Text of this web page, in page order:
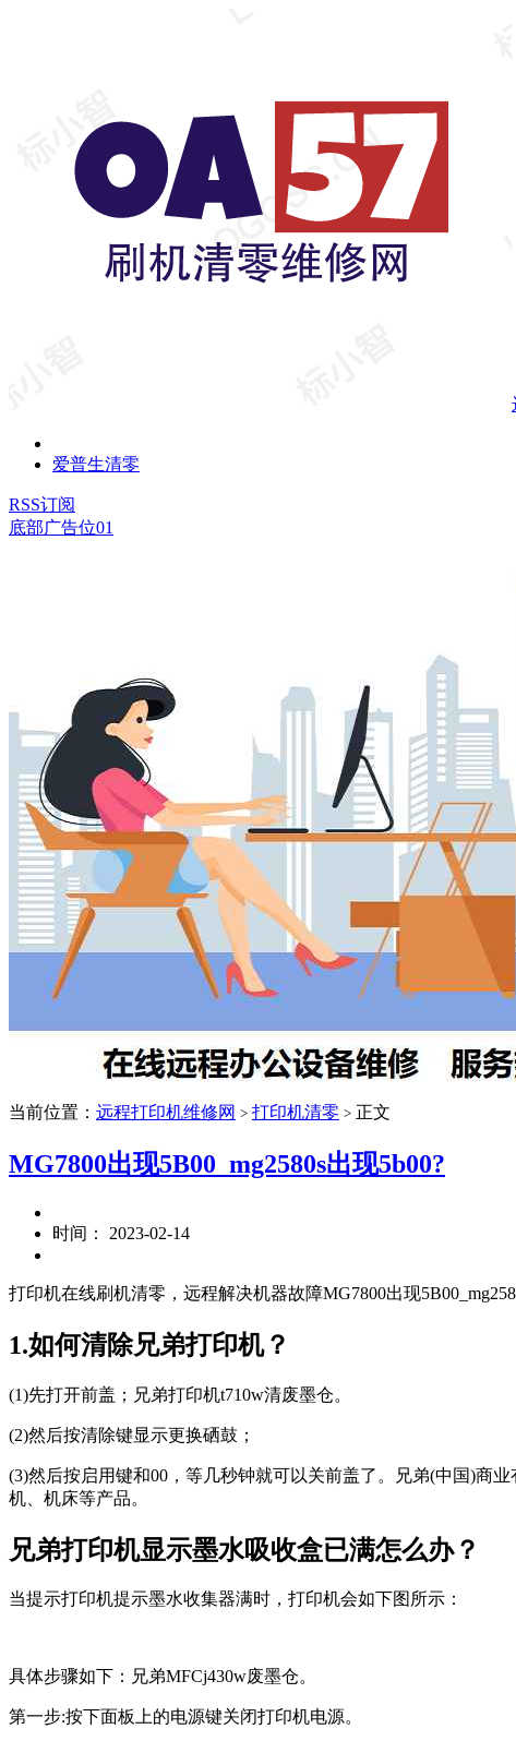
爱普生清零
RSS订阅
底部广告位01
当前位置： 远程打印机维修网 > 打印机清零 > 正文
MG7800出现5B00_mg2580s出现5b00?
时间： 2023-02-14
打印机在线刷机清零，远程解决机器故障MG7800出现
1.如何清除兄弟打印机？
(1)先打开前盖；兄弟打印机t710w清废墨仓。
(2)然后按清除键显示更换硒鼓；
(3)然后按启用键和00，等几秒钟就可以关前盖了。兄弟(中国)商
机、机床等产品。
兄弟打印机显示墨水吸收盒已满怎么办？
当提示打印机提示墨水收集器满时，打印机会如下图所示：
具体步骤如下：兄弟MFCj430w废墨仓。
第一步:按下面板上的电源键关闭打印机电源。